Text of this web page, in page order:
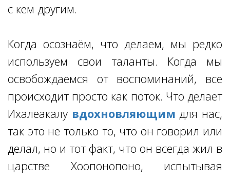
с кем другим.
Когда осознаём, что делаем, мы редко
используем свои таланты. Когда мы
освобождаемся от воспоминаний, все
происходит просто как поток. Что делает
Ихалеакалу вдохновляющим для нас,
так это не только то, что он говорил или
делал, но и тот факт, что он всегда жил в
царстве Хоопонопоно, испытывая